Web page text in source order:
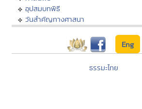
อุปสมบทพิธี
วันสำคัญทางศาสนา
Eng
ธรรมะไทย